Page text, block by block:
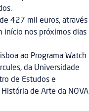
427 mil euros, através
início nos próximos dias
ao Programa Watch
da Universidade
de Estudos e
de Arte da NOVA